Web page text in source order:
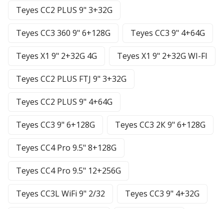
Teyes CC2 PLUS 9" 3+32G
Teyes CC3 360 9" 6+128G Teyes CC3 9" 4+64G
Teyes X1 9" 2+32G 4G Teyes X1 9" 2+32G WI-FI
Teyes CC2 PLUS FTJ 9" 3+32G
Teyes CC2 PLUS 9" 4+64G
Teyes CC3 9" 6+128G Teyes CC3 2К 9" 6+128G
Teyes CC4 Pro 9.5" 8+128G
Teyes CC4 Pro 9.5" 12+256G
Teyes CC3L WiFi 9" 2/32 Teyes CC3 9" 4+32G